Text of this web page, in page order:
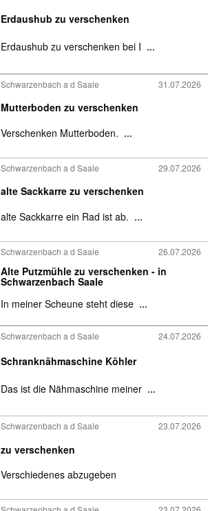
Erdaushub zu verschenken
Erdaushub zu verschenken bei I ...
Schwarzenbach a d Saale 31.07.2026
Mutterboden zu verschenken
Verschenken Mutterboden. ...
Schwarzenbach a d Saale 29.07.2026
alte Sackkarre zu verschenken
alte Sackkarre ein Rad ist ab. ...
Schwarzenbach a d Saale 26.07.2026
Alte Putzmühle zu verschenken - in
Schwarzenbach Saale
In meiner Scheune steht diese ...
Schwarzenbach a d Saale 24.07.2026
Schranknähmaschine Köhler
Das ist die Nähmaschine meiner ...
Schwarzenbach a d Saale 23.07.2026
zu verschenken
Verschiedenes abzugeben